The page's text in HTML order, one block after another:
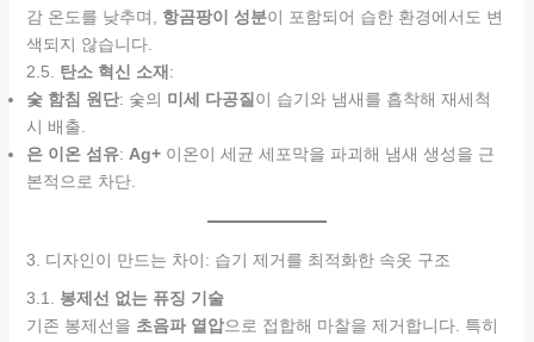
감 온도를 낮추며, 항곰팡이 성분이 포함되어 습한 환경에서도 변
색되지 않습니다.
2.5. 탄소 혁신 소재:
숯 함침 원단: 숯의 미세 다공질이 습기와 냄새를 흡착해 재세척
시 배출.
은 이온 섬유: Ag+이온이 세균 세포막을 파괴해 냄새 생성을 근
본적으로 차단.
3. 디자인이 만드는 차이: 습기 제거를 최적화한 속옷 구조
3.1. 봉제선 없는 퓨징 기술
기존 봉제선을 초음파 열압으로 접합해 마찰을 제거합니다. 특히